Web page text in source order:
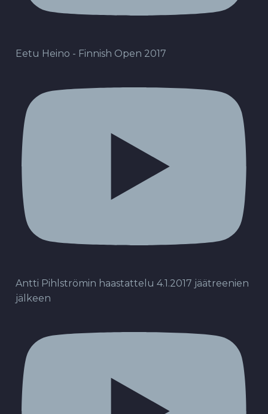
Eetu Heino - Finnish Open 2017
Antti Pihlströmin haastattelu 4.1.2017 jäätreenien
jälkeen